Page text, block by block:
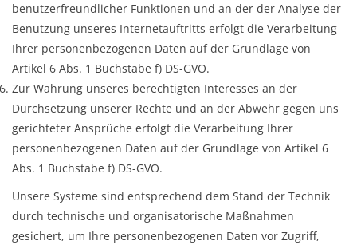
benutzerfreundlicher Funktionen und an der der Analyse der
Benutzung unseres Internetauftritts erfolgt die Verarbeitung
Ihrer personenbezogenen Daten auf der Grundlage von
Artikel 6 Abs. 1 Buchstabe f) DS-GVO.
Zur Wahrung unseres berechtigten Interesses an der
Durchsetzung unserer Rechte und an der Abwehr gegen uns
gerichteter Ansprüche erfolgt die Verarbeitung Ihrer
personenbezogenen Daten auf der Grundlage von Artikel 6
Abs. 1 Buchstabe f) DS-GVO.
Unsere Systeme sind entsprechend dem Stand der Technik
durch technische und organisatorische Maßnahmen
gesichert, um Ihre personenbezogenen Daten vor Zugriff,